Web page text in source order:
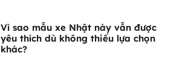
Vì sao mẫu xe Nhật này vẫn được
yêu thích dù không thiếu lựa chọn
khác?